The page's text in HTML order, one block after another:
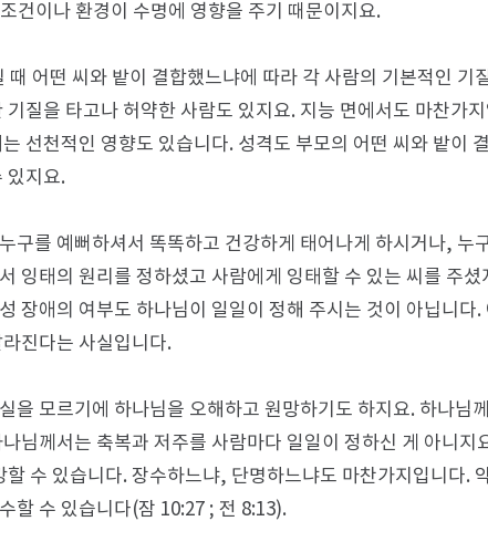
건이나 환경이 수명에 영향을 주기 때문이지요.
때 어떤 씨와 밭이 결합했느냐에 따라 각 사람의 기본적인 기
기질을 타고나 허약한 사람도 있지요. 지능 면에서도 마찬가
선천적인 영향도 있습니다. 성격도 부모의 어떤 씨와 밭이
있지요.
구를 예뻐하셔서 똑똑하고 건강하게 태어나게 하시거나, 누
잉태의 원리를 정하셨고 사람에게 잉태할 수 있는 씨를 주
장애의 여부도 하나님이 일일이 정해 주시는 것이 아닙니
진다는 사실입니다.
을 모르기에 하나님을 오해하고 원망하기도 하지요. 하나님
님께서는 축복과 저주를 사람마다 일일이 정하신 게 아니
할 수 있습니다. 장수하느냐, 단명하느냐도 마찬가지입니다.
할 수 있습니다(잠 10:27 ; 전 8:13).